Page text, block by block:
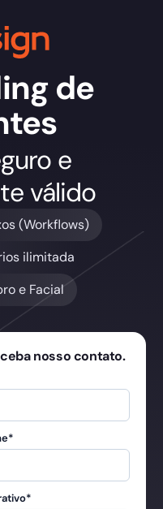
de
e
válido
(Workflows)
ilimitada
e Facial
nosso contato.
*
*